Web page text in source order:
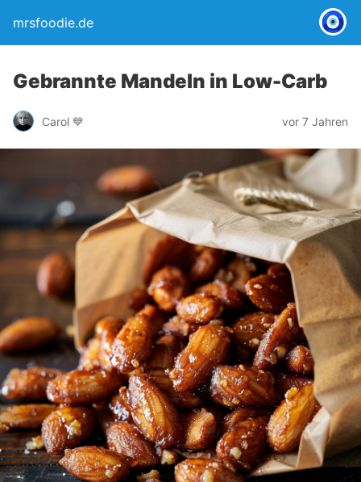
mrsfoodie.de
Gebrannte Mandeln in Low-Carb
Carol 💙 vor 7 Jahren